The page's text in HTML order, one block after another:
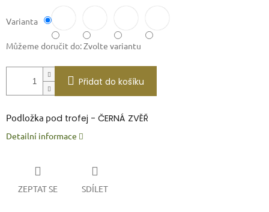
Varianta
Můžeme doručit do:Zvolte variantu
Přidat do košíku
Podložka pod trofej - ČERNÁ ZVĚŘ
Detailní informace
ZEPTAT SE SDÍLET